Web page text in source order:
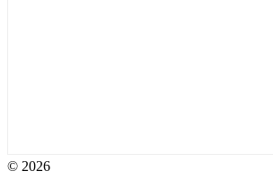
© 2026